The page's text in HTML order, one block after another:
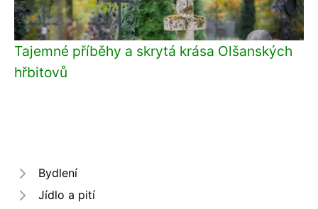
Tajemné příběhy a skrytá krása Olšanských
hřbitovů
Bydlení
Jídlo a pití